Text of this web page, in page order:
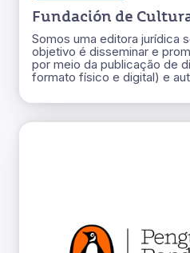
Fundación de
Somos uma editora jurídica
objetivo é disseminar e
por meio da publicação de
formato físico e digital) e